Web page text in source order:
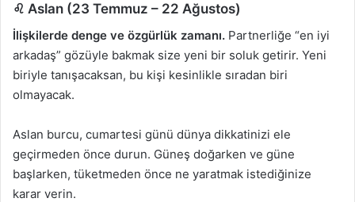
♌ Aslan (23 Temmuz – 22 Ağustos)
İlişkilerde denge ve özgürlük zamanı. Partnerliğe “en iyi
arkadaş” gözüyle bakmak size yeni bir soluk getirir. Yeni
biriyle tanışacaksan, bu kişi kesinlikle sıradan biri
olmayacak.
Aslan burcu, cumartesi günü dünya dikkatinizi ele
geçirmeden önce durun. Güneş doğarken ve güne
başlarken, tüketmeden önce ne yaratmak istediğinize
karar verin.